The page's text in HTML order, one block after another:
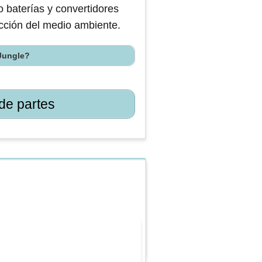
baterías y convertidores
del medio ambiente.
partes
visita al yonke